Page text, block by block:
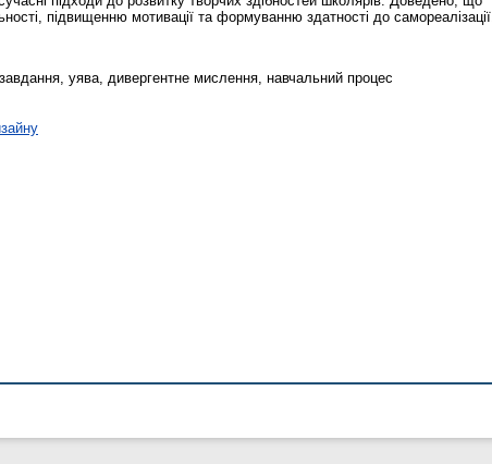
підвищенню мотивації та формуванню здатності до самореалізації.
завдання, уява, дивергентне мислення, навчальний процес